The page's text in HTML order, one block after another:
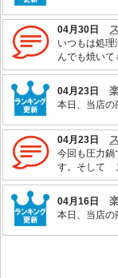
04月30日
いつもは処
んでも焼い
04月23日
本日、当店の
04月23日
今回も圧力
す。そして
04月16日
本日、当店の